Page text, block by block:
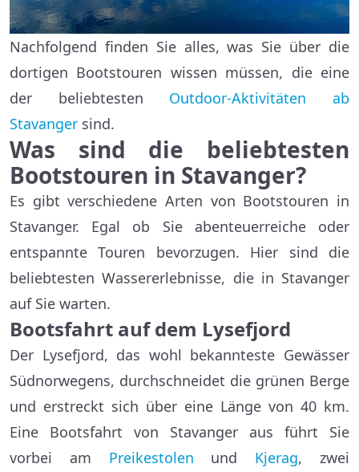
Nachfolgend finden Sie alles, was Sie über die
dortigen Bootstouren wissen müssen, die eine
der beliebtesten Outdoor-Aktivitäten ab
Stavanger sind.
Was sind die beliebtesten
Bootstouren in Stavanger?
Es gibt verschiedene Arten von Bootstouren in
Stavanger. Egal ob Sie abenteuerreiche oder
entspannte Touren bevorzugen. Hier sind die
beliebtesten Wassererlebnisse, die in Stavanger
auf Sie warten.
Bootsfahrt auf dem Lysefjord
Der Lysefjord, das wohl bekannteste Gewässer
Südnorwegens, durchschneidet die grünen Berge
und erstreckt sich über eine Länge von 40 km.
Eine Bootsfahrt von Stavanger aus führt Sie
vorbei am Preikestolen und Kjerag, zwei